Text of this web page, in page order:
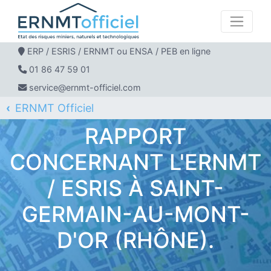
ERP / ESRIS / ERNMT ou ENSA / PEB en ligne
01 86 47 59 01
service@ernmt-officiel.com
ERNMT Officiel
ERP / ESRIS / ERNMT pour SAINT-GERMAIN-AU-MONT-D'OR
RAPPORT
CONCERNANT L'ERNMT
/ ESRIS À SAINT-
GERMAIN-AU-MONT-
D'OR (RHÔNE).